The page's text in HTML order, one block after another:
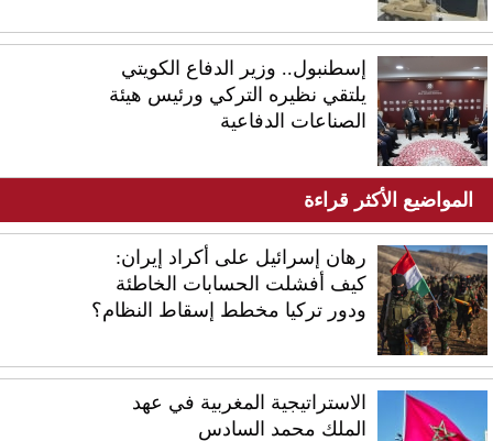
إسطنبول.. وزير الدفاع الكويتي
يلتقي نظيره التركي ورئيس هيئة
الصناعات الدفاعية
المواضيع الأكثر قراءة
رهان إسرائيل على أكراد إيران:
كيف أفشلت الحسابات الخاطئة
ودور تركيا مخطط إسقاط النظام؟
الاستراتيجية المغربية في عهد
الملك محمد السادس